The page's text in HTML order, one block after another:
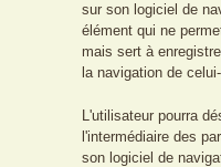
sur son logiciel de
élément qui ne
mais sert à
la navigation de
L'utilisateur pourra
l'intermédiaire des
son logiciel de